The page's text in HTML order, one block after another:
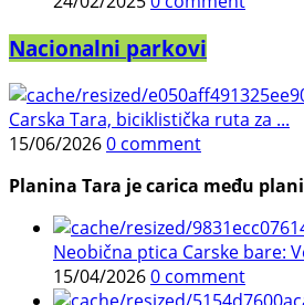
Nacionalni parkovi
Carska Tara, biciklistička ruta za ...
15/06/20260 comment
Planina Tara je carica među
Neobična ptica Carske bare:
15/04/20260 comment